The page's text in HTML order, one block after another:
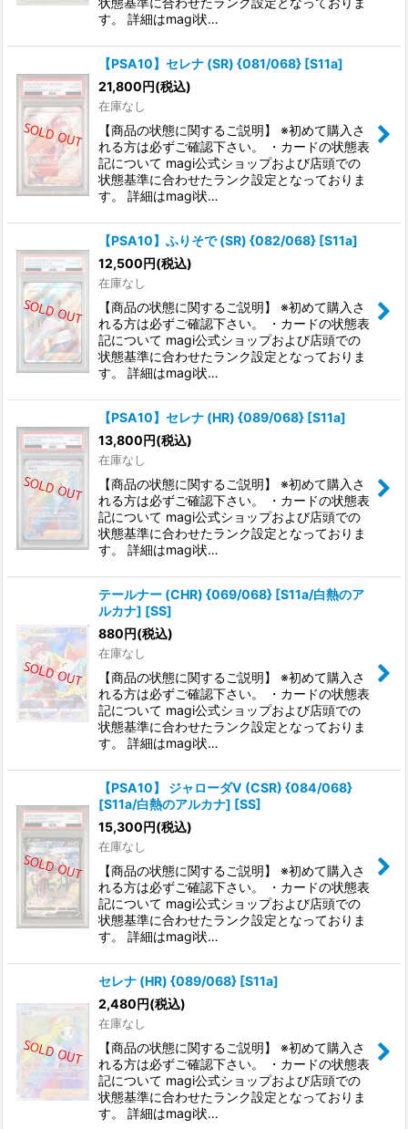
す。 詳細はmagi状…
【PSA10】セレナ (SR) {081/068} [S11a]
21,800円(税込)
在庫なし
【商品の状態に関するご説明】 ※初めて購入さ
れる方は必ずご確認下さい。 ・カードの状態表
記について magi公式ショップおよび店頭での
状態基準に合わせたランク設定となっておりま
す。 詳細はmagi状…
【PSA10】ふりそで (SR) {082/068} [S11a]
12,500円(税込)
在庫なし
【商品の状態に関するご説明】 ※初めて購入さ
れる方は必ずご確認下さい。 ・カードの状態表
記について magi公式ショップおよび店頭での
状態基準に合わせたランク設定となっておりま
す。 詳細はmagi状…
【PSA10】セレナ (HR) {089/068} [S11a]
13,800円(税込)
在庫なし
【商品の状態に関するご説明】 ※初めて購入さ
れる方は必ずご確認下さい。 ・カードの状態表
記について magi公式ショップおよび店頭での
状態基準に合わせたランク設定となっておりま
す。 詳細はmagi状…
テールナー (CHR) {069/068} [S11a/白熱のア
ルカナ] [SS]
880円(税込)
在庫なし
【商品の状態に関するご説明】 ※初めて購入さ
れる方は必ずご確認下さい。 ・カードの状態表
記について magi公式ショップおよび店頭での
状態基準に合わせたランク設定となっておりま
す。 詳細はmagi状…
【PSA10】 ジャローダV (CSR) {084/068}
[S11a/白熱のアルカナ] [SS]
15,300円(税込)
在庫なし
【商品の状態に関するご説明】 ※初めて購入さ
れる方は必ずご確認下さい。 ・カードの状態表
記について magi公式ショップおよび店頭での
状態基準に合わせたランク設定となっておりま
す。 詳細はmagi状…
セレナ (HR) {089/068} [S11a]
2,480円(税込)
在庫なし
【商品の状態に関するご説明】 ※初めて購入さ
れる方は必ずご確認下さい。 ・カードの状態表
記について magi公式ショップおよび店頭での
状態基準に合わせたランク設定となっておりま
す。 詳細はmagi状…